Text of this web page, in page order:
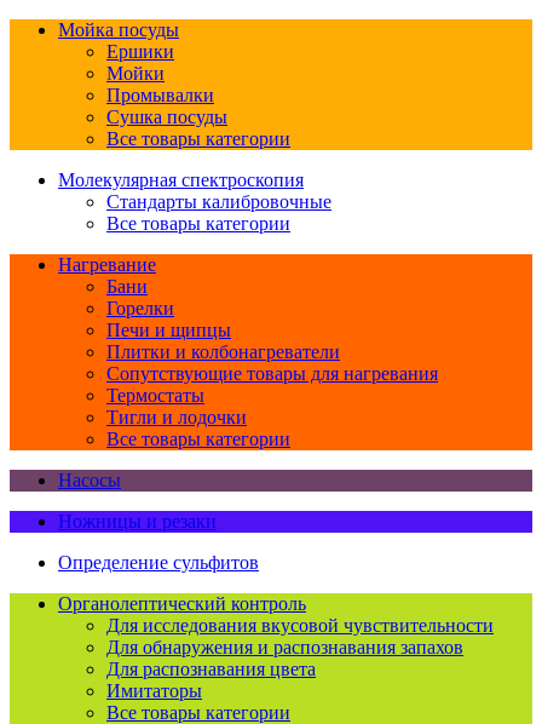
Мойка посуды
Ершики
Мойки
Промывалки
Сушка посуды
Все товары категории
Молекулярная спектроскопия
Стандарты калибровочные
Все товары категории
Нагревание
Бани
Горелки
Печи и щипцы
Плитки и колбонагреватели
Сопутствующие товары для нагревания
Термостаты
Тигли и лодочки
Все товары категории
Насосы
Ножницы и резаки
Определение сульфитов
Органолептический контроль
Для исследования вкусовой чувствительности
Для обнаружения и распознавания запахов
Для распознавания цвета
Имитаторы
Все товары категории